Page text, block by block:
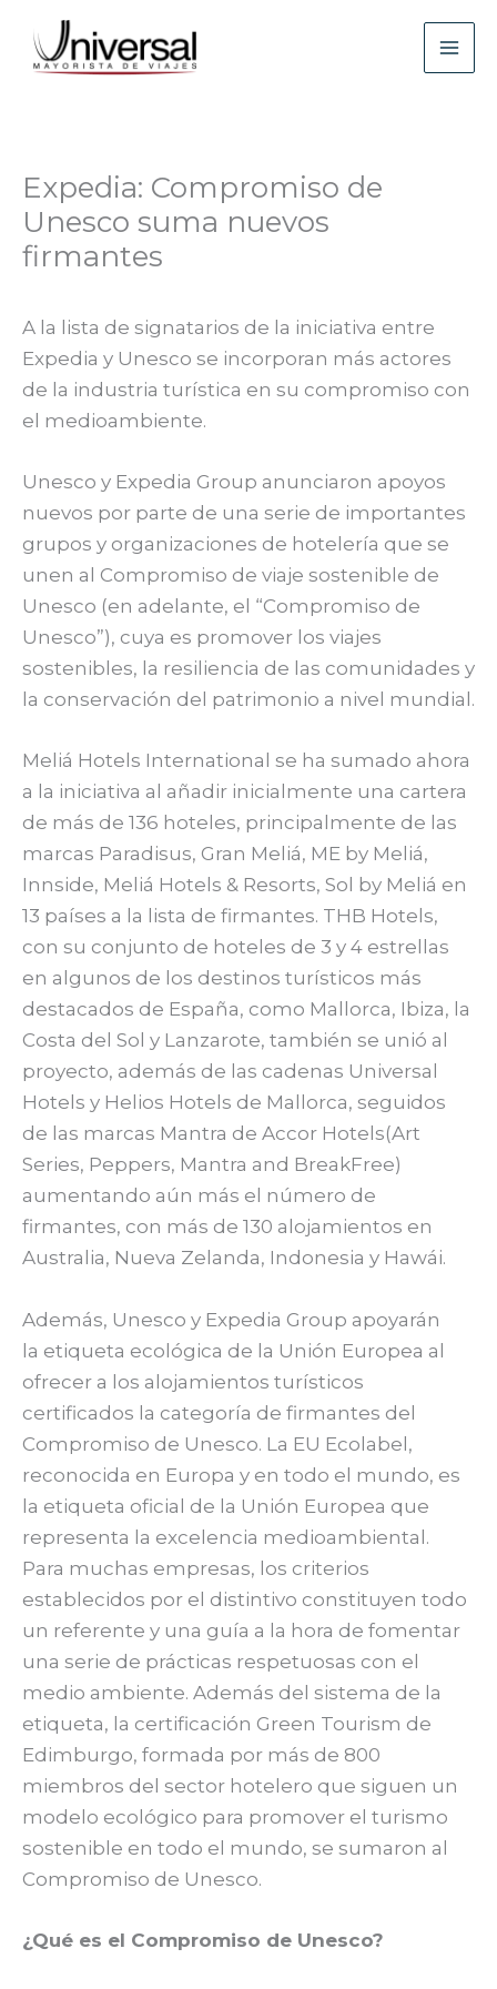
contenido
Expedia: Compromiso de
Unesco suma nuevos
firmantes
A la lista de signatarios de la iniciativa entre
Expedia y Unesco se incorporan más actores
de la industria turística en su compromiso con
el medioambiente.
Unesco y Expedia Group anunciaron apoyos
nuevos por parte de una serie de importantes
grupos y organizaciones de hotelería que se
unen al Compromiso de viaje sostenible de
Unesco (en adelante, el “Compromiso de
Unesco”), cuya es promover los viajes
sostenibles, la resiliencia de las comunidades y
la conservación del patrimonio a nivel mundial.
Meliá Hotels International se ha sumado ahora
a la iniciativa al añadir inicialmente una cartera
de más de 136 hoteles, principalmente de las
marcas Paradisus, Gran Meliá, ME by Meliá,
Innside, Meliá Hotels & Resorts, Sol by Meliá en
13 países a la lista de firmantes. THB Hotels,
con su conjunto de hoteles de 3 y 4 estrellas
en algunos de los destinos turísticos más
destacados de España, como Mallorca, Ibiza, la
Costa del Sol y Lanzarote, también se unió al
proyecto, además de las cadenas Universal
Hotels y Helios Hotels de Mallorca, seguidos
de las marcas Mantra de Accor Hotels(Art
Series, Peppers, Mantra and BreakFree)
aumentando aún más el número de
firmantes, con más de 130 alojamientos en
Australia, Nueva Zelanda, Indonesia y Hawái.
Además, Unesco y Expedia Group apoyarán
la etiqueta ecológica de la Unión Europea al
ofrecer a los alojamientos turísticos
certificados la categoría de firmantes del
Compromiso de Unesco. La EU Ecolabel,
reconocida en Europa y en todo el mundo, es
la etiqueta oficial de la Unión Europea que
representa la excelencia medioambiental.
Para muchas empresas, los criterios
establecidos por el distintivo constituyen todo
un referente y una guía a la hora de fomentar
una serie de prácticas respetuosas con el
medio ambiente. Además del sistema de la
etiqueta, la certificación Green Tourism de
Edimburgo, formada por más de 800
miembros del sector hotelero que siguen un
modelo ecológico para promover el turismo
sostenible en todo el mundo, se sumaron al
Compromiso de Unesco.
¿Qué es el Compromiso de Unesco?